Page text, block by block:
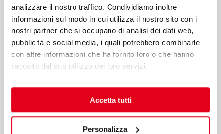
analizzare il nostro traffico. Condividiamo inoltre
informazioni sul modo in cui utilizza il nostro sito con i
nostri partner che si occupano di analisi dei dati web,
pubblicità e social media, i quali potrebbero combinarle
con altre informazioni che ha fornito loro o che hanno
raccolto dal suo utilizzo dei loro servizi.
Accetta tutti
Personalizza
Download